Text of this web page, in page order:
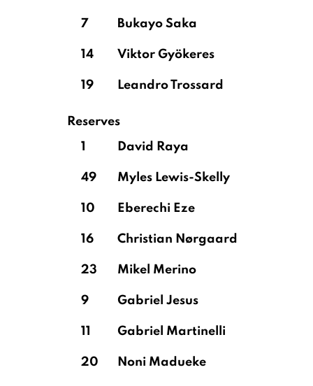
7 Bukayo Saka
14 Viktor Gyökeres
19 Leandro Trossard
Reserves
1
David Raya
49 Myles Lewis-Skelly
10 Eberechi Eze
16 Christian Nørgaard
23 Mikel Merino
9 Gabriel Jesus
11 Gabriel Martinelli
20 Noni Madueke